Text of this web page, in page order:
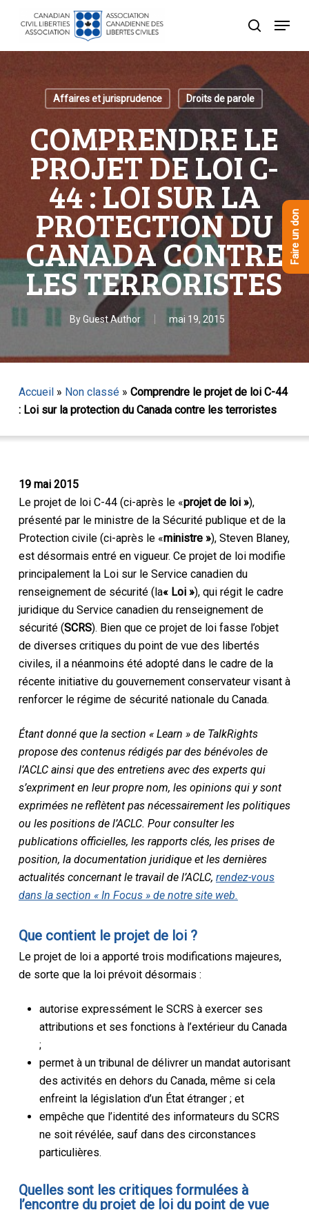
recherche
Menu
Affaires et jurisprudence Droits de parole
COMPRENDRE LE
PROJET DE LOI C-
44 : LOI SUR LA
PROTECTION DU
CANADA CONTRE
LES TERRORISTES
By Guest Author mai 19, 2015
Accueil» Non classé» Comprendre le projet de loi C-44
: Loi sur la protection du Canada contre les terroristes
19 mai 2015
Le projet de loi C-44 (ci-après le «projet de loi »),
présenté par le ministre de la Sécurité publique et de la
Protection civile (ci-après le «ministre »), Steven Blaney,
est désormais entré en vigueur. Ce projet de loi modifie
principalement la Loi sur le Service canadien du
renseignement de sécurité(la« Loi »), qui régit le cadre
juridique du Service canadien du renseignement de
sécurité (SCRS). Bien que ce projet de loi fasse l’objet
de diverses critiques du point de vue des libertés
civiles, il a néanmoins été adopté dans le cadre de la
récente initiative du gouvernement conservateur visant à
renforcer le régime de sécurité nationale du Canada.
Étant donné que la section « Learn » de TalkRights
propose des contenus rédigés par des bénévoles de
l’ACLC ainsi que des entretiens avec des experts qui
s’expriment en leur propre nom, les opinions qui y sont
exprimées ne reflètent pas nécessairement les politiques
ou les positions de l’ACLC. Pour consulter les
publications officielles, les rapports clés, les prises de
position, la documentation juridique et les dernières
actualités concernant le travail de l’ACLC, rendez-vous
dans la section « In Focus » de notre site web.
Que contient le projet de loi ?
Le projet de loi a apporté trois modifications majeures,
de sorte que la loi prévoit désormais :
autorise expressément le SCRS à exercer ses
attributions et ses fonctions à l’extérieur du Canada
;
permet à un tribunal de délivrer un mandat autorisant
des activités en dehors du Canada, même si cela
enfreint la législation d’un État étranger ; et
empêche que l’identité des informateurs du SCRS
ne soit révélée, sauf dans des circonstances
particulières.
Quelles sont les critiques formulées à
l’encontre du projet de loi du point de vue
Faire un don